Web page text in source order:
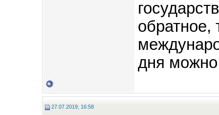
обратное,
дня
27.07.2019, 16:58